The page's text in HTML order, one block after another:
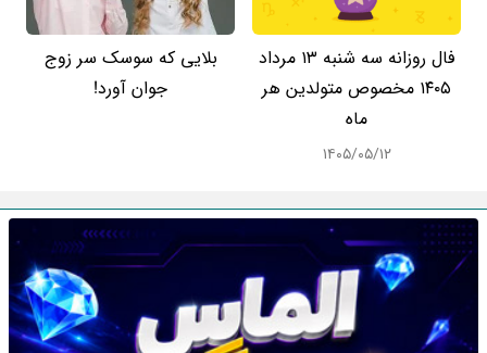
فال روزانه سه شنبه ۱۳ مرداد
۱۴۰۵ مخصوص متولدین هر
ماه
۱۴۰۵/۰۵/۱۲
بلایی که سوسک سر زوج
جوان آورد!